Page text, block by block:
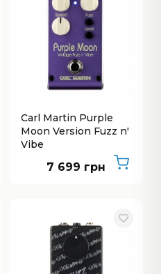
Carl Martin Purple
Moon Version Fuzz n'
Vibe
7 699 грн